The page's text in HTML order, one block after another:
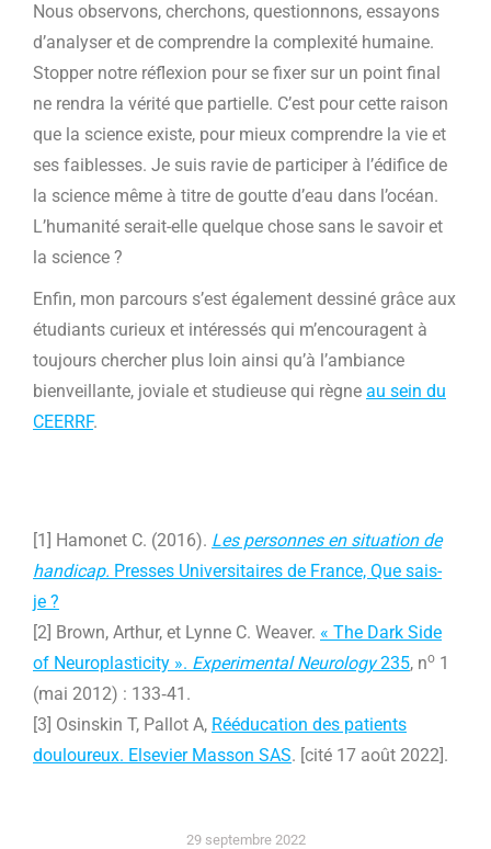
Nous observons, cherchons, questionnons, essayons
d’analyser et de comprendre la complexité humaine.
Stopper notre réflexion pour se fixer sur un point final
ne rendra la vérité que partielle. C’est pour cette raison
que la science existe, pour mieux comprendre la vie et
ses faiblesses. Je suis ravie de participer à l’édifice de
la science même à titre de goutte d’eau dans l’océan.
L’humanité serait-elle quelque chose sans le savoir et
la science ?
Enfin, mon parcours s’est également dessiné grâce aux
étudiants curieux et intéressés qui m’encouragent à
toujours chercher plus loin ainsi qu’à l’ambiance
bienveillante, joviale et studieuse qui règne au sein du
CEERRF.
[1] Hamonet C. (2016). Les personnes en situation de
handicap. Presses Universitaires de France, Que sais-
je ?
[2] Brown, Arthur, et Lynne C. Weaver. « The Dark Side
of Neuroplasticity ». Experimental Neurology235, no 1
(mai 2012) : 133‑41.
[3] Osinskin T, Pallot A, Rééducation des patients
douloureux. Elsevier Masson SAS. [cité 17 août 2022].
29 septembre 2022